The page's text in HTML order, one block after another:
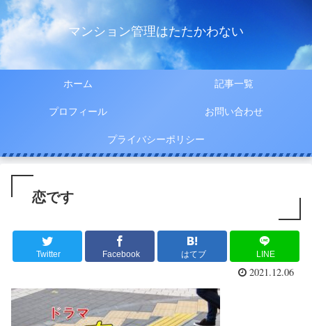
マンション管理はたたかわない
ホーム 記事一覧
プロフィール お問い合わせ
プライバシーポリシー
恋です
Twitter Facebook はてブ LINE
2021.12.06